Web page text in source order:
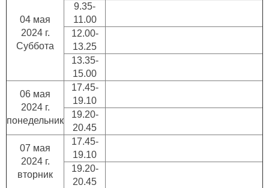
04 мая
2024 г.
Суббота
9.35-
11.00
12.00-
13.25
13.35-
15.00
06 мая
2024 г.
понедельник
17.45-
19.10
19.20-
20.45
07 мая
2024 г.
вторник
17.45-
19.10
19.20-
20.45